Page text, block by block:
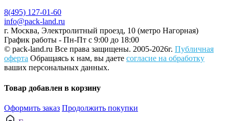
8(495) 127-01-60
info@pack-land.ru
г. Москва, Электролитный проезд, 10 (метро Нагорная)
График работы - Пн-Пт с 9:00 до 18:00
© pack-land.ru Все права защищены. 2005-2026г. Публичная
оферта Обращаясь к нам, вы даете согласие на обработку
ваших персональных данных.
Товар добавлен в корзину
Оформить заказ Продолжить покупки